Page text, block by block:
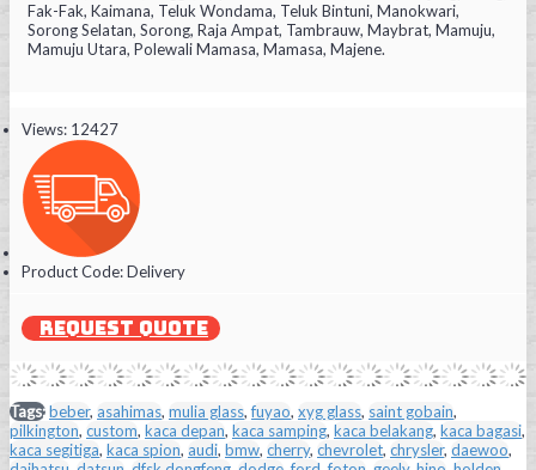
Fak-Fak, Kaimana, Teluk Wondama, Teluk Bintuni, Manokwari,
Sorong Selatan, Sorong, Raja Ampat, Tambrauw, Maybrat, Mamuju,
Mamuju Utara, Polewali Mamasa, Mamasa, Majene.
Views: 12427
Product Code:Delivery
REQUEST QUOTE
Tags:beber, asahimas, mulia glass,fuyao, xyg glass, saint gobain,
pilkington, custom, kaca depan, kaca samping, kaca belakang, kaca bagasi,
kaca segitiga, kaca spion, audi, bmw, cherry, chevrolet, chrysler, daewoo,